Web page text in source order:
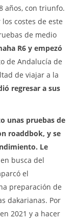
años, con triunfo.
costes de este
de medio
R6 y empezó
de Andalucía de
de viajar a la
regresar a sus
unas pruebas de
roaddbok, y se
Le
en busca del
el
preparación de
dakarianas. Por
2021 y a hacer